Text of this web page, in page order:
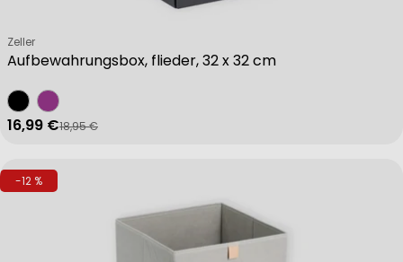
Aufbewahrungsbox, flieder, 32 x 32 cm
Verkäufer:
Zeller
Verkaufspreis
16,99 €
Regulärer Preis
18,95 €
-12 %